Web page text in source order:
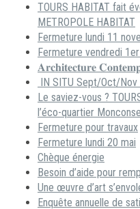
TOURS HABITAT fait
METROPOLE HABITAT
Fermeture lundi 11
Fermeture vendredi
𝐀𝐫𝐜𝐡𝐢𝐭𝐞𝐜𝐭𝐮𝐫𝐞
IN SITU Sept/Oct/Nov
Le saviez-vous ?
l’éco-quartier
Fermeture pour travaux
Fermeture lundi 20 mai
Chèque énergie
Besoin d’aide pour
Une œuvre d’art
Enquête annuelle de